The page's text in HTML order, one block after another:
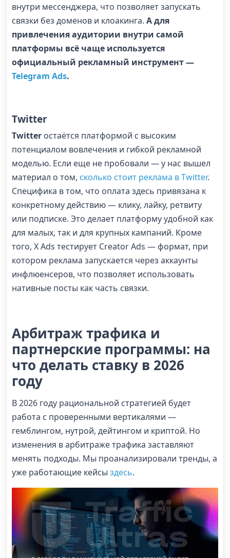
внутри мессенджера, что позволяет запускать
связки без доменов и клоакинга. А для
привлечения аудитории внутри самой
платформы всё чаще используется
официальный рекламный инструмент —
Telegram Ads.
Twitter
Twitter остаётся платформой с высоким
потенциалом вовлечения и гибкой рекламной
моделью. Если еще не пробовали — у нас вышел
материал о том, сколько стоит реклама в Twitter.
Специфика в том, что оплата здесь привязана к
конкретному действию — клику, лайку, ретвиту
или подписке. Это делает платформу удобной как
для малых, так и для крупных кампаний. Кроме
того, X Ads тестирует Creator Ads — формат, при
котором реклама запускается через аккаунты
инфлюенсеров, что позволяет использовать
нативные посты как часть связки.
Арбитраж трафика и
партнерские программы: на
что делать ставку в 2026
году
В 2026 году рациональной стратегией будет
работа с проверенными вертикалями —
гемблингом, нутрой, дейтингом и криптой. Но
изменения в арбитраже трафика заставляют
менять подходы. Мы проанализировали тренды, а
уже работающие кейсы здесь.